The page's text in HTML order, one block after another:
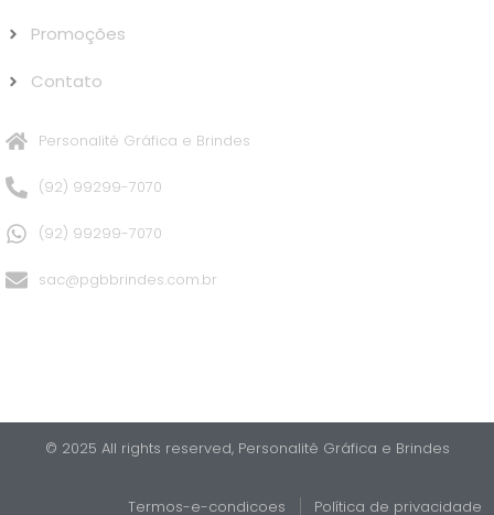
Promoções
Contato
Personalitê Gráfica e Brindes
(92) 99299-7070
(92) 99299-7070
sac@pgbbrindes.com.br
© 2025 All rights reserved,​ Personalitê Gráfica e Brindes
Termos-e-condicoes Política de privacidade